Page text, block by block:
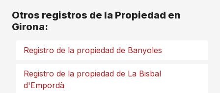
Otros registros de la Propiedad en
Girona:
Registro de la propiedad de Banyoles
Registro de la propiedad de La Bisbal
d'Empordà